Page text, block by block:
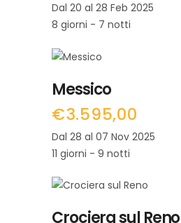
Dal 20 al 28 Feb 2025
8 giorni - 7 notti
Messico
€3.595,00
Dal 28 al 07 Nov 2025
11 giorni - 9 notti
Crociera sul Reno